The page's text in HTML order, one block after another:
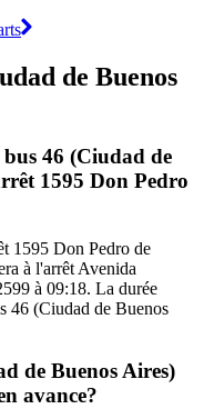
de Buenos
46 (Ciudad de
1595 Don Pedro
1595 Don Pedro de
à l'arrêt Avenida
à 09:18. La durée
46 (Ciudad de Buenos
de Buenos Aires)
avance?